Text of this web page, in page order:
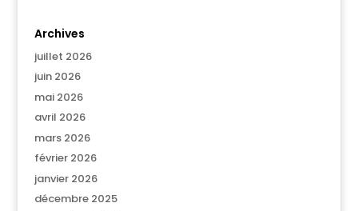
Archives
juillet 2026
juin 2026
mai 2026
avril 2026
mars 2026
février 2026
janvier 2026
décembre 2025